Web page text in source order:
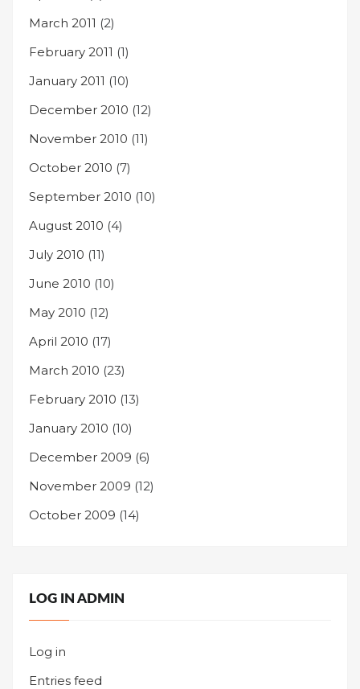
March 2011 (2)
February 2011 (1)
January 2011 (10)
December 2010 (12)
November 2010 (11)
October 2010 (7)
September 2010 (10)
August 2010 (4)
July 2010 (11)
June 2010 (10)
May 2010 (12)
April 2010 (17)
March 2010 (23)
February 2010 (13)
January 2010 (10)
December 2009 (6)
November 2009 (12)
October 2009 (14)
LOG IN ADMIN
Log in
Entries feed